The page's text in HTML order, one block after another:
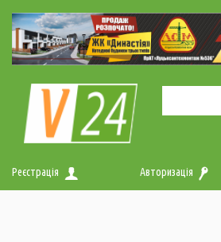
Реєстрація Авторизація